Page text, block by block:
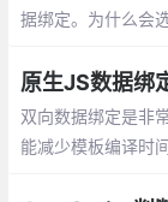
据绑定。为什么会
原生JS数据绑
双向数据绑定是非
能减少模板编译时